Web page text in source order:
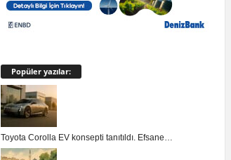
Popüler yazılar:
Toyota Corolla EV konsepti tanıtıldı. Efsane…